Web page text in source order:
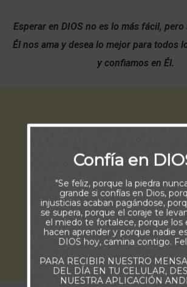
Esperar en DIOS no es lo más fácil,
Él nos ama y desea lo mejor para todos
y confiamos en Él.
Confía en
"Se feliz, porque la piedra
grande si confías en Dios,
injusticias acaban pagándose,
se supera, porque el coraje te
el miedo te fortalece, porque los
hacen aprender y porque nadie
DIOS hoy, camina contigo.
PARA RECIBIR NUESTRO
DEL DÍA EN TU CELULAR,
NUESTRA APLICACIÓN